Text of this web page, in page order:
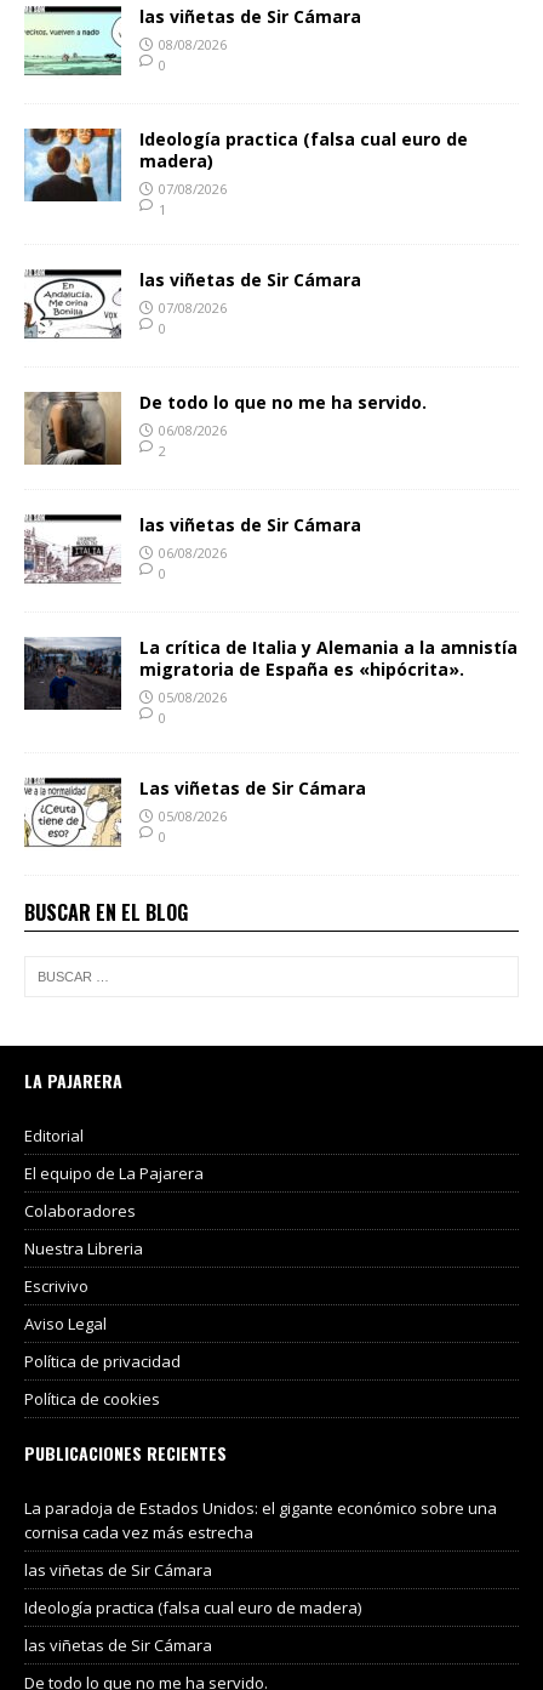
las viñetas de Sir Cámara
08/08/2026
0
Ideología practica (falsa cual euro de
madera)
07/08/2026
1
las viñetas de Sir Cámara
07/08/2026
0
De todo lo que no me ha servido.
06/08/2026
2
las viñetas de Sir Cámara
06/08/2026
0
La crítica de Italia y Alemania a la amnistía
migratoria de España es «hipócrita».
05/08/2026
0
Las viñetas de Sir Cámara
05/08/2026
0
BUSCAR EN EL BLOG
LA PAJARERA
Editorial
El equipo de La Pajarera
Colaboradores
Nuestra Libreria
Escrivivo
Aviso Legal
Política de privacidad
Política de cookies
PUBLICACIONES RECIENTES
La paradoja de Estados Unidos: el gigante económico sobre una
cornisa cada vez más estrecha
las viñetas de Sir Cámara
Ideología practica (falsa cual euro de madera)
las viñetas de Sir Cámara
De todo lo que no me ha servido.